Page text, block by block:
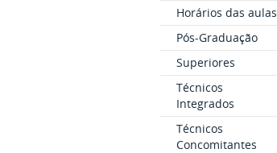
Horários das aulas
Pós-Graduação
Superiores
Técnicos
Integrados
Técnicos
Concomitantes